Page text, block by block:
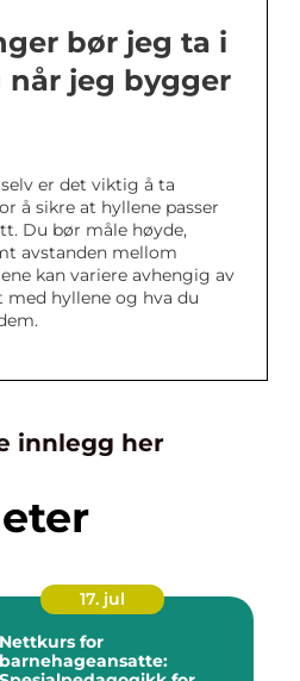
bør jeg ta i
jeg bygger
er det viktig å ta
å sikre at hyllene passer
Du bør måle høyde,
avstanden mellom
kan variere avhengig av
hyllene og hva du
innlegg her
17. jul
Nettkurs for
barnehageansatte: